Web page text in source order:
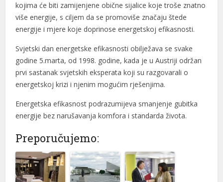
kojima će biti zamijenjene obične sijalice koje troše znatno
više energije, s ciljem da se promoviše značaju štede
energije i mjere koje doprinose energetskoj efikasnosti.
Svjetski dan energetske efikasnosti obilježava se svake
godine 5.marta, od 1998. godine, kada je u Austriji održan
prvi sastanak svjetskih eksperata koji su razgovarali o
energetskoj krizi i njenim mogućim rješenjima.
Energetska efikasnost podrazumijeva smanjenje gubitka
energije bez narušavanja komfora i standarda života.
Preporučujemo: